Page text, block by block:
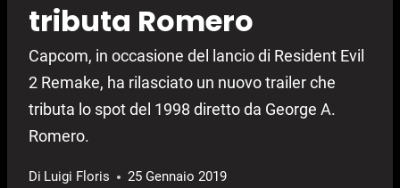
tributa Romero
Capcom, in occasione del lancio di Resident Evil
2 Remake, ha rilasciato un nuovo trailer che
tributa lo spot del 1998 diretto da George A.
Romero.
Di Luigi Floris 25 Gennaio 2019